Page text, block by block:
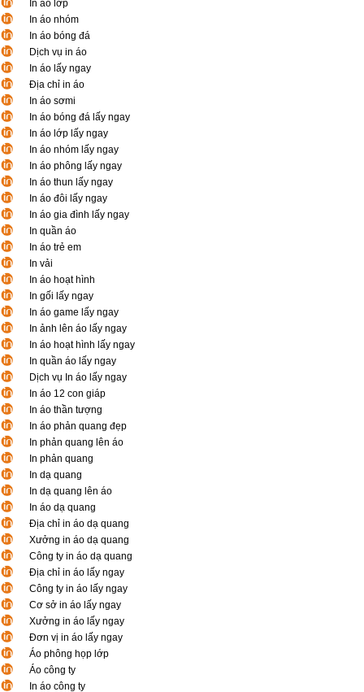
In áo lớp
In áo nhóm
In áo bóng đá
Dịch vụ in áo
In áo lấy ngay
Địa chỉ in áo
In áo sơmi
In áo bóng đá lấy ngay
In áo lớp lấy ngay
In áo nhóm lấy ngay
In áo phông lấy ngay
In áo thun lấy ngay
In áo đôi lấy ngay
In áo gia đình lấy ngay
In quần áo
In áo trẻ em
In vải
In áo hoạt hình
In gối lấy ngay
In áo game lấy ngay
In ảnh lên áo lấy ngay
In áo hoạt hình lấy ngay
In quần áo lấy ngay
Dịch vụ In áo lấy ngay
In áo 12 con giáp
In áo thần tượng
In áo phản quang đẹp
In phản quang lên áo
In phản quang
In dạ quang
In dạ quang lên áo
In áo dạ quang
Địa chỉ in áo dạ quang
Xưởng in áo dạ quang
Công ty in áo dạ quang
Địa chỉ in áo lấy ngay
Công ty in áo lấy ngay
Cơ sở in áo lấy ngay
Xưởng in áo lấy ngay
Đơn vị in áo lấy ngay
Áo phông họp lớp
Áo công ty
In áo công ty